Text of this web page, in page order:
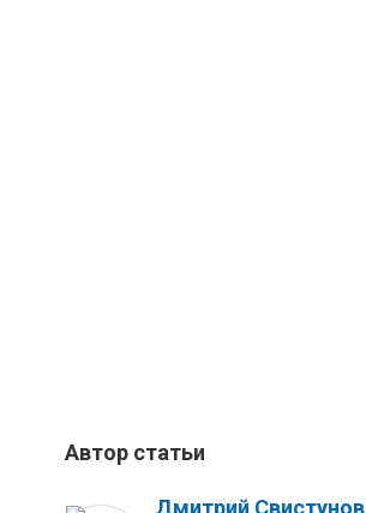
Автор статьи
Дмитрий Свистунов